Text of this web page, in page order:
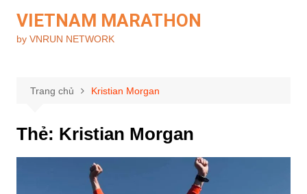
phần
VIETNAM MARATHON
by VNRUN NETWORK
Trang chủ Kristian Morgan
Thẻ: Kristian Morgan